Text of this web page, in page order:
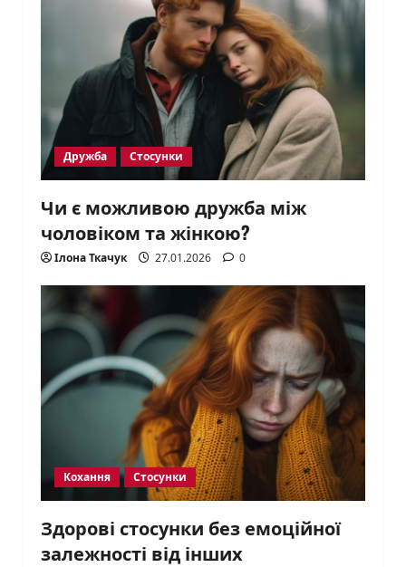
Дружба Стосунки
Чи є можливою дружба між
чоловіком та жінкою?
Ілона Ткачук 27.01.2026 0
Кохання Стосунки
Здорові стосунки без емоційної
залежності від інших